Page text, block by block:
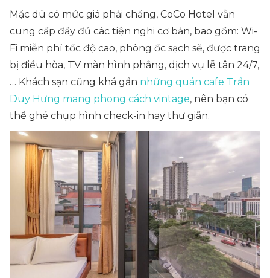
Mặc dù có mức giá phải chăng, CoCo Hotel vẫn
cung cấp đầy đủ các tiện nghi cơ bản, bao gồm: Wi-
Fi miễn phí tốc độ cao, phòng ốc sạch sẽ, được trang
bị điều hòa, TV màn hình phẳng, dịch vụ lễ tân 24/7,
… Khách sạn cũng khá gần những quán cafe Trần
Duy Hưng mang phong cách vintage, nên bạn có
thể ghé chụp hình check-in hay thư giãn.